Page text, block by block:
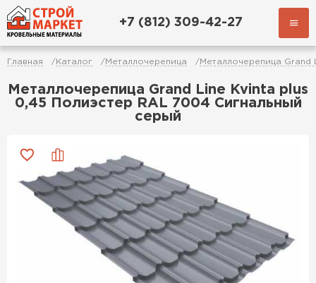
+7 (812) 309-42-27
Главная Каталог Металлочерепица Металлочерепица Grand
Металлочерепица Grand Line Kvinta plus
0,45 Полиэстер RAL 7004 Сигнальный
серый